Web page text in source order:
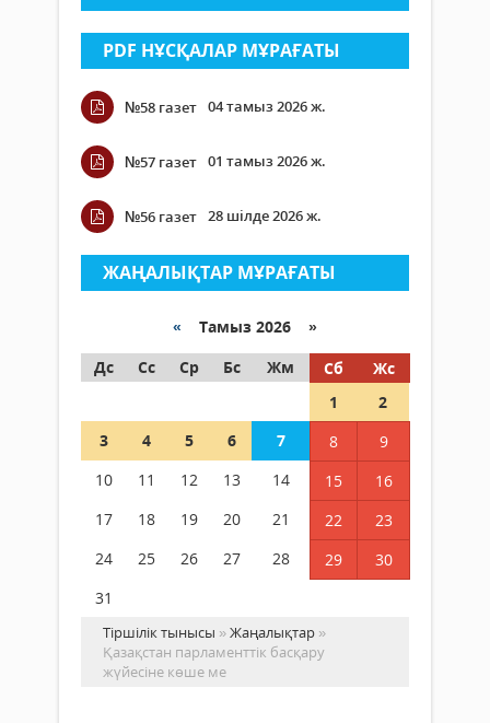
PDF НҰСҚАЛАР МҰРАҒАТЫ
№58 газет 04 тамыз 2026 ж.
№57 газет 01 тамыз 2026 ж.
№56 газет 28 шілде 2026 ж.
ЖАҢАЛЫҚТАР МҰРАҒАТЫ
« Тамыз 2026 »
Дс
Сс Ср Бс Жм Сб
Жс
1
2
3
4 5 6 7 8
9
10
11 12 13 14 15
16
17
18 19 20 21 22
23
24
25 26 27 28 29
30
31
Тіршілік тынысы »Жаңалықтар »
Қазақстан парламенттік басқару
жүйесіне көше ме